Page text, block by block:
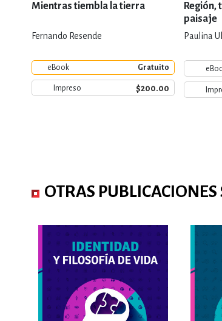
Mientras tiembla la tierra
Fernando Resende
eBook Gratuito
Impreso $200.00
paisaje
Paulina
OTRAS